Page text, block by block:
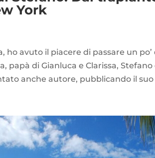
York
ho avuto il piacere di passare un
papà di Gianluca e Clarissa,
anche autore, pubblicando il